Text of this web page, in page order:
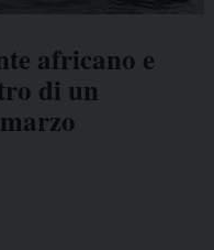
africano e
di un